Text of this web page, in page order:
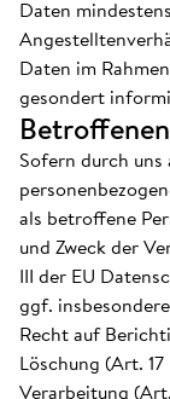
Daten
Daten im
gesondert
Sofern durch
als betroffene
und Zweck der
III der EU
ggf.
Recht auf
Löschung (Art.
Verarbeitung